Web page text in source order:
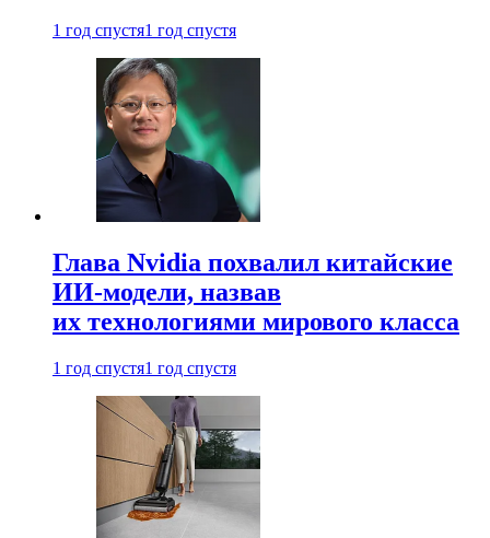
1 год спустя1 год спустя
Глава Nvidia похвалил китайские
ИИ-модели, назвав
их технологиями мирового класса
1 год спустя1 год спустя